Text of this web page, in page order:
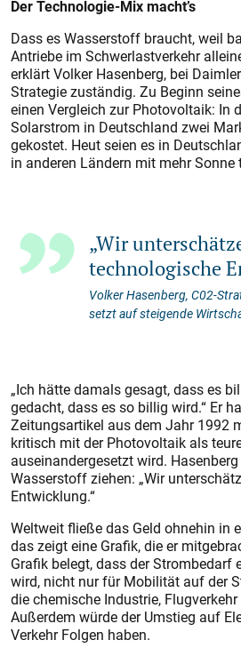
Der Technologie-Mix macht’s
Dass es Wasserstoff braucht, weil
Antriebe im Schwerlastverkehr
erklärt Volker Hasenberg, bei
Strategie zuständig. Zu Beginn
einen Vergleich zur Photovoltaik: In
Solarstrom in Deutschland zwei
gekostet. Heut seien es in
in anderen Ländern mit mehr Sonne
„Wir
technologische
Volker Hasenberg, C02-
setzt auf steigende
„Ich hätte damals gesagt, dass es
gedacht, dass es so billig wird.“ Er
Zeitungsartikel aus dem Jahr 1992
kritisch mit der Photovoltaik als
auseinandergesetzt wird.
Wasserstoff ziehen: „Wir
Entwicklung.“
Weltweit fließe das Geld ohnehin in
das zeigt eine Grafik, die er
Grafik belegt, dass der Strombedarf
wird, nicht nur für Mobilität auf der
die chemische Industrie,
Außerdem würde der Umstieg auf
Verkehr Folgen haben.